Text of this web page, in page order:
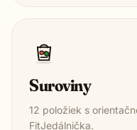
Suroviny
12 položiek s
FitJedálnička.